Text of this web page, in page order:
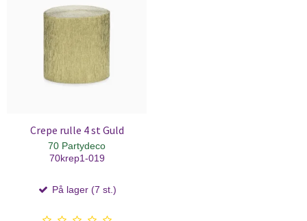
Crepe rulle 4 st Guld
70 Partydeco
70krep1-019
På lager (7 st.)